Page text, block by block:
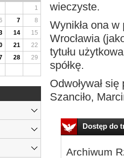
wieczyste.
Wynikła ona
Wrocławia
tytułu
spółkę.
Odwoływał
Szanciło,
Dostęp do
Archiwum
1
7
8
14
15
21
22
28
29